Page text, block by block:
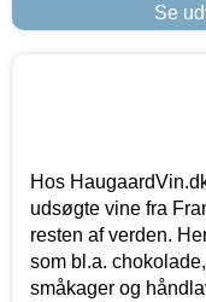
Se
Hos
udsøgte vine fra
resten af verden.
som bl.a.
småkager og